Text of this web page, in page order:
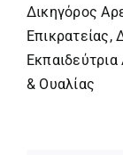
Δικηγόρος
Επικρατείας,
& Ουαλίας